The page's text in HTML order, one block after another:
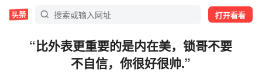
打开看看
“比外表更重要的是内在美，锁哥不要
不自信，你很好很帅.”